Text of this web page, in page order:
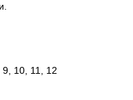
10, 11, 12